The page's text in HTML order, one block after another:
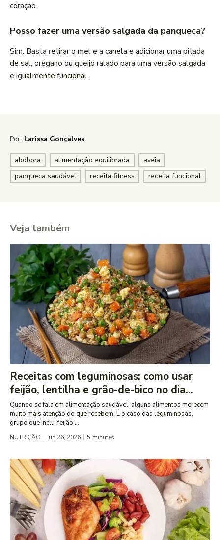
coração.
Posso fazer uma versão salgada da panqueca?
Sim. Basta retirar o mel e a canela e adicionar uma pitada
de sal, orégano ou queijo ralado para uma versão salgada
e igualmente funcional.
Por: Larissa Gonçalves
abóbora alimentação equilibrada
aveia
panqueca saudável
receita fitness receita funcional
Veja também
Receitas com leguminosas: como usar
feijão, lentilha e grão-de-bico no dia...
Quando se fala em alimentação saudável, alguns alimentos merecem
muito mais atenção do que recebem. É o caso das leguminosas,
grupo que inclui feijão,...
NUTRIÇÃO jun 26, 2026 5 minutes